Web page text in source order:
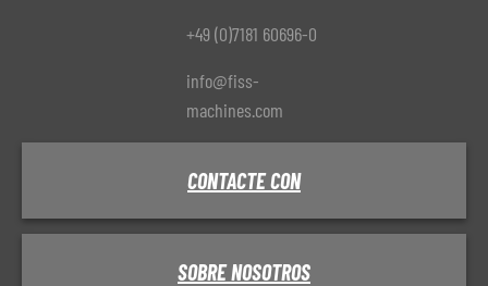
+49 (0)7181 60696-0
info@fiss-
machines.com
CONTACTE CON
SOBRE NOSOTROS